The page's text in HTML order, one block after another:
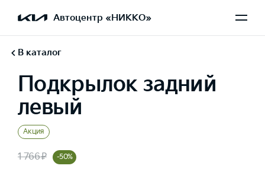
Автоцентр «НИККО»
В каталог
Подкрылок задний
левый
Акция
1 766 ₽ -50%